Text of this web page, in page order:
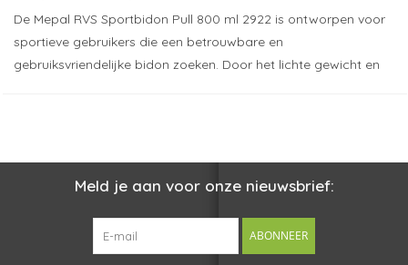
De Mepal RVS Sportbidon Pull 800 ml 2922 is ontworpen voor
sportieve gebruikers die een betrouwbare en
gebruiksvriendelijke bidon zoeken. Door het lichte gewicht en
bediening met één hand eenvoudig en voorkomt lekkage.
Hierdoor blijft je sporttas of rugzak schoon en hoef je tijdens
meeste fiets- en sportbidonhouders en is eenvoudig te vullen
en te reinigen.
Meld je aan voor onze nieuwsbrief:
ABONNEER